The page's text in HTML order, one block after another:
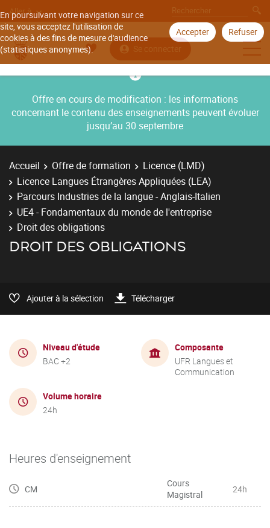
En poursuivant votre navigation sur ce
site, vous acceptez l'utilisation de
cookies à des fins de mesure d'audience
(statistiques anonymes).
Accepter Refuser
Aller à
Se connecter
Offre en cours de modification : les informations
concernant le contenu des enseignements peuvent évoluer
jusqu’au 30 septembre
Accueil Offre de formation
Licence (LMD)
Licence Langues Étrangères Appliquées (LEA)
Parcours Industries de la langue - Anglais-Italien
UE4 - Fondamentaux du monde de l'entreprise
Droit des obligations
DROIT DES OBLIGATIONS
Ajouter à la sélection Télécharger
Niveau d'étude
BAC +2
Composante
UFR Langues et
Communication
Volume horaire
24h
Heures d'enseignement
CM
Cours
Magistral
24h